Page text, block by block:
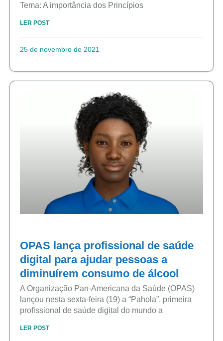
Tema: A importância dos Princípios
LER POST
25 de novembro de 2021
OPAS lança profissional de saúde
digital para ajudar pessoas a
diminuírem consumo de álcool
A Organização Pan-Americana da Saúde (OPAS)
lançou nesta sexta-feira (19) a “Pahola”, primeira
profissional de saúde digital do mundo a
LER POST